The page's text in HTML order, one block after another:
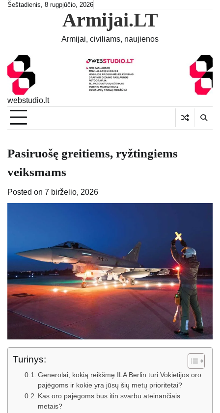
SkipŠeštadienis, 8 rugpjūčio, 2026
Armijai.LT
Armijai, civiliams, naujienos
webstudio.lt
Pasiruošę greitiems, ryžtingiems
veiksmams
Posted on 7 birželio, 2026
Turinys:
Generolai, kokią reikšmę ILA Berlin turi Vokietijos oro
pajėgoms ir kokie yra jūsų šių metų prioritetai?
Kas oro pajėgoms bus itin svarbu ateinančiais
metais?